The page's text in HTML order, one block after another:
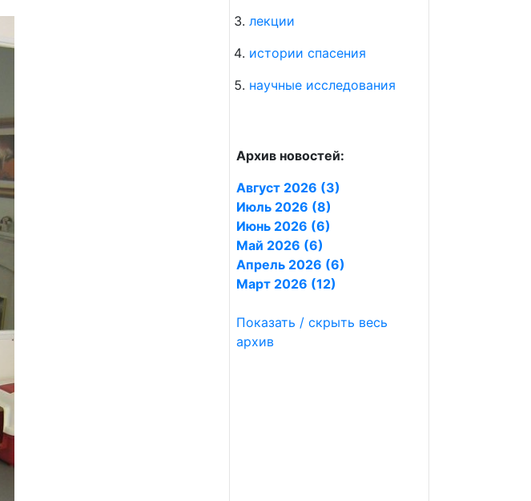
лекции
истории спасения
научные исследования
Архив новостей:
Август 2026 (3)
Июль 2026 (8)
Июнь 2026 (6)
Май 2026 (6)
Апрель 2026 (6)
Март 2026 (12)
Показать / скрыть весь
архив